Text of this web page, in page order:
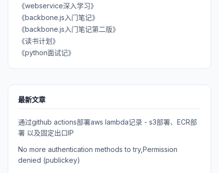
《webservice深入学习》
《backbone.js入门笔记》
《backbone.js入门笔记第二版》
《读书计划》
《python面试记》
最新文章
通过github actions部署aws lambda记录 - s3部署、ECR部
署 以及固定出口IP
No more authentication methods to try,Permission
denied (publickey)